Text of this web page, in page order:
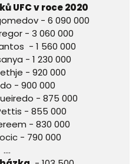
UFC v roce 2020
- 6 090 000
- 3 060 000
- 1 560 000
- 1 230 000
- 920 000
- 900 000
- 875 000
- 855 000
- 830 000
- 790 000
....